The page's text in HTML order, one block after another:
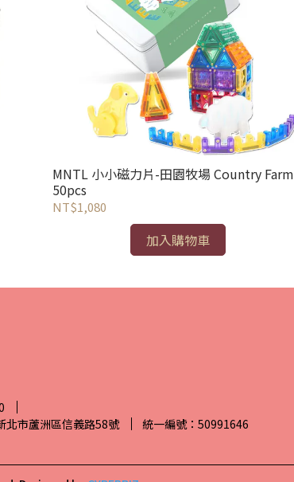
MNTL 小小磁力片-田園牧場 Country Farm
50pcs
NT$1,080
加入購物車
北市蘆洲區信義路58號
統一編號：50991646